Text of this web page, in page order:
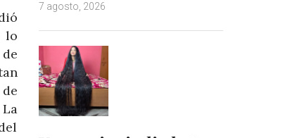
lo
7 agosto, 2026